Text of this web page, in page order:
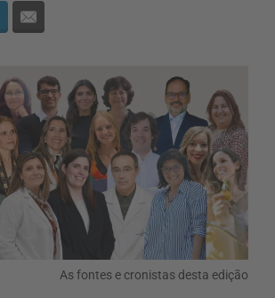
As fontes e cronistas desta edição